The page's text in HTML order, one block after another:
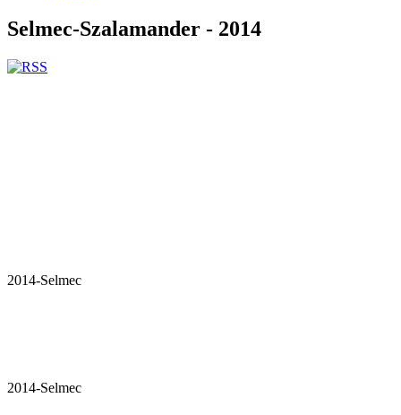
Selmec-Szalamander - 2014
2014-Selmec
2014-Selmec